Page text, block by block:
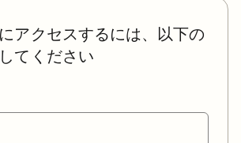
アクセスするには、以下の
てください